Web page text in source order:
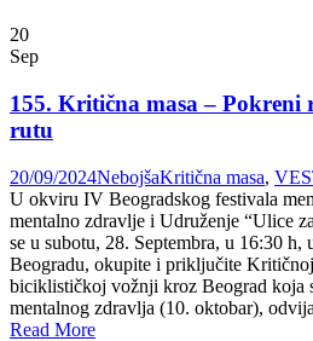
20
Sep
155. Kritična masa – Pokreni
rutu
20/09/2024NebojšaKritična masa,
U okviru IV Beogradskog festivala
mentalno zdravlje i Udruženje “Ulice
se u subotu, 28. Septembra, u 16:30 h,
Beogradu, okupite i priključite
biciklističkoj vožnji kroz Beograd koja
mentalnog zdravlja (10. oktobar),
Read More